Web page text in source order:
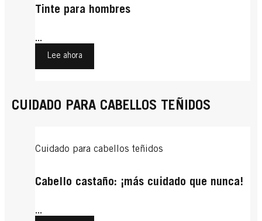
Tinte para hombres
...
Lee ahora
CUIDADO PARA CABELLOS TEÑIDOS
Cuidado para cabellos teñidos
Cabello castaño: ¡más cuidado que nunca!
...